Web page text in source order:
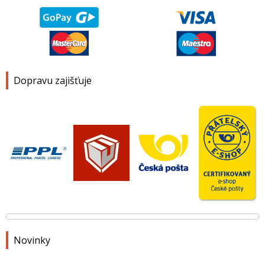
Dopravu zajišťuje
Novinky